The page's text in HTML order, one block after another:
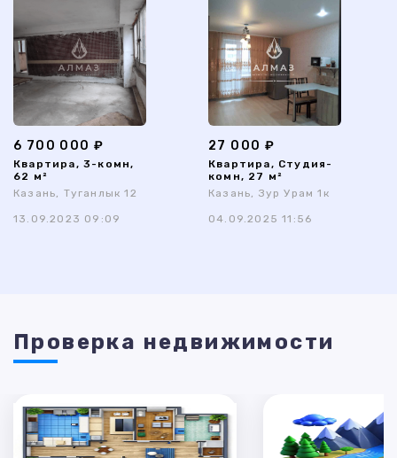
6 700 000 ₽
Квартира, 3-комн,
62 м²
Казань, Туганлык 12
13.09.2023 09:09
27 000 ₽
Квартира, Студия-
комн, 27 м²
Казань, Зур Урам 1к
04.09.2025 11:56
Проверка недвижимости